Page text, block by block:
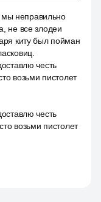
мы неправильно
не все злодеи
киту был пойман
честь
возьми пистолет
честь
возьми пистолет